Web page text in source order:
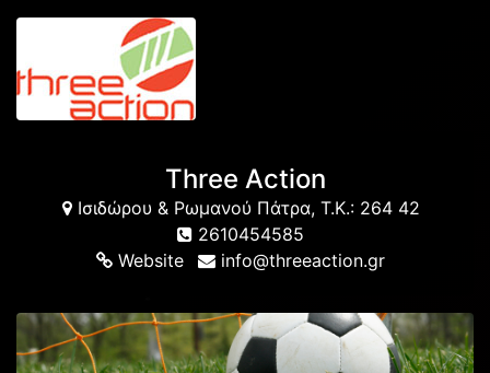
Three Action
Ισιδώρου & Ρωμανού Πάτρα, Τ.Κ.: 264 42
2610454585
Website
info@threeaction.gr